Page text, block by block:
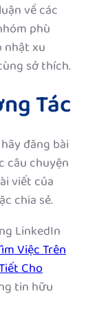
về các
phù
nhật xu
sở thích.
Tác
đăng bài
câu chuyện
viết của
chia sẻ.
LinkedIn
Việc Trên
Cho
tin hữu